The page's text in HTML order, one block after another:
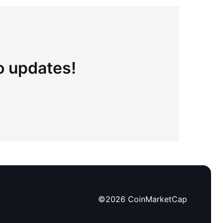
updates!
©2026 CoinMarketCap